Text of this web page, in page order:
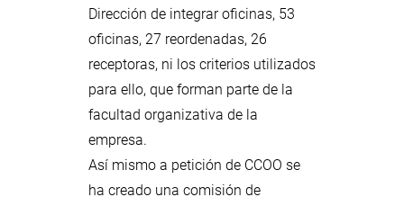
Dirección de integrar oficinas, 53
oficinas, 27 reordenadas, 26
receptoras, ni los criterios utilizados
para ello, que forman parte de la
facultad organizativa de la
empresa.
Así mismo a petición de CCOO se
ha creado una comisión de